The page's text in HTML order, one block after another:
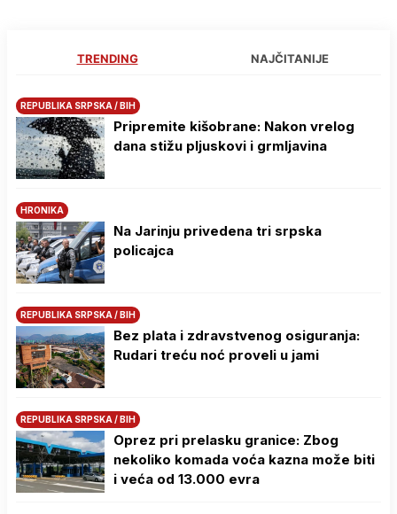
TRENDING NAJČITANIJE
REPUBLIKA SRPSKA / BIH
Pripremite kišobrane: Nakon vrelog
dana stižu pljuskovi i grmljavina
HRONIKA
Na Јarinju privedena tri srpska
policajca
REPUBLIKA SRPSKA / BIH
Bez plata i zdravstvenog osiguranja:
Rudari treću noć proveli u jami
REPUBLIKA SRPSKA / BIH
Oprez pri prelasku granice: Zbog
nekoliko komada voća kazna može biti
i veća od 13.000 evra